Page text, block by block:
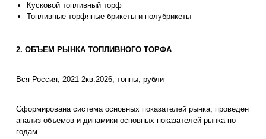
Кусковой топливный торф
Топливные торфяные брикеты и полубрикеты
2. ОБЪЕМ РЫНКА ТОПЛИВНОГО ТОРФА
Вся Россия, 2021-2кв.2026, тонны, рубли
Сформирована система основных показателей рынка, проведен
анализ объемов и динамики основных показателей рынка по
годам.